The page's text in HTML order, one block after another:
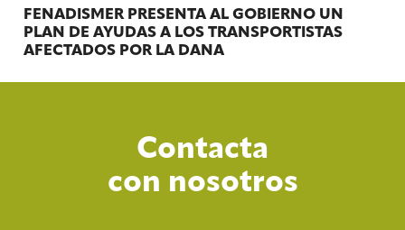
FENADISMER PRESENTA AL GOBIERNO UN
PLAN DE AYUDAS A LOS TRANSPORTISTAS
AFECTADOS POR LA DANA
Contacta
con nosotros